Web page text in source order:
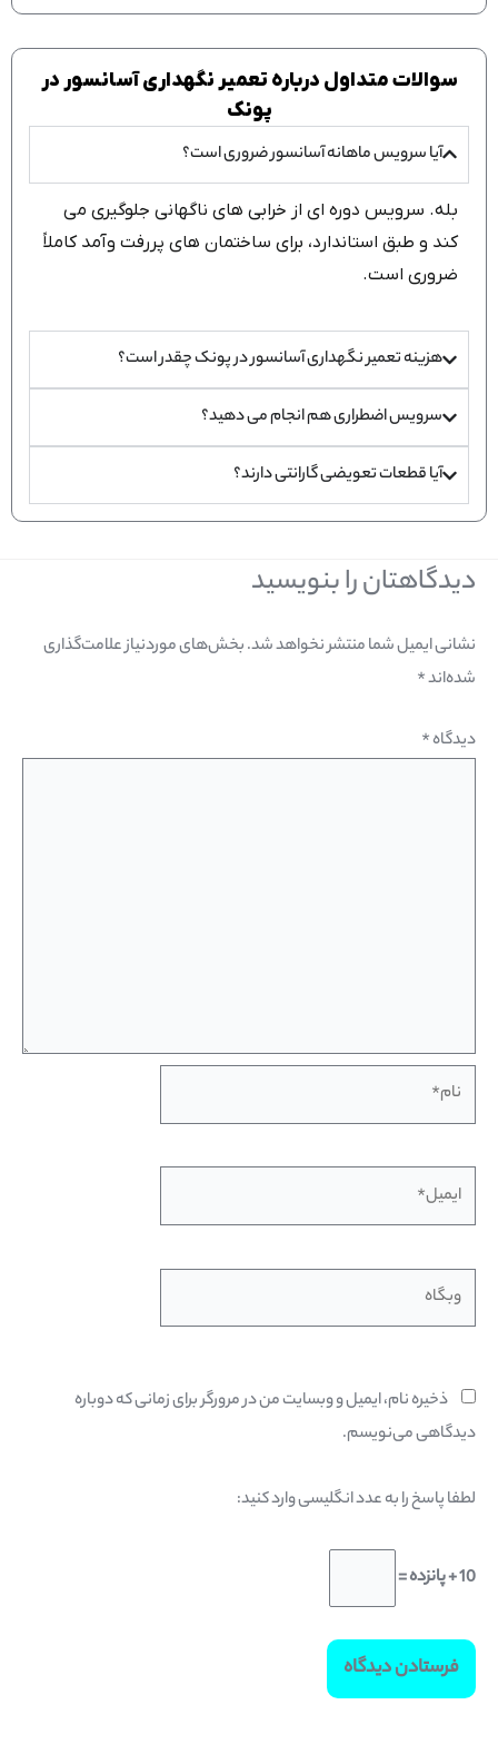
سوالات متداول درباره تعمیر نگهداری آسانسور در
پونک
آیا سرویس ماهانه آسانسور ضروری است؟
بله. سرویس دوره ای از خرابی های ناگهانی جلوگیری می
کند و طبق استاندارد، برای ساختمان های پررفت وآمد کاملاً
ضروری است.
هزینه تعمیر نگهداری آسانسور در پونک چقدر است؟
سرویس اضطراری هم انجام می دهید؟
آیا قطعات تعویضی گارانتی دارند؟
دیدگاهتان را بنویسید
نشانی ایمیل شما منتشر نخواهد شد.بخش‌های موردنیاز علامت‌گذاری
شده‌اند*
دیدگاه*
نام*
ایمیل*
وبگاه
ذخیره نام، ایمیل و وبسایت من در مرورگر برای زمانی که دوباره
دیدگاهی می‌نویسم.
لطفا پاسخ را به عدد انگلیسی وارد کنید:
10 + پانزده =